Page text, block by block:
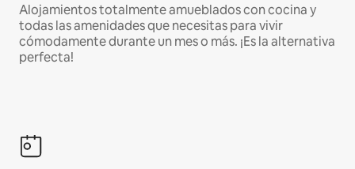
Alojamientos totalmente amueblados con cocina y
todas las amenidades que necesitas para vivir
cómodamente durante un mes o más. ¡Es la alternativa
perfecta!